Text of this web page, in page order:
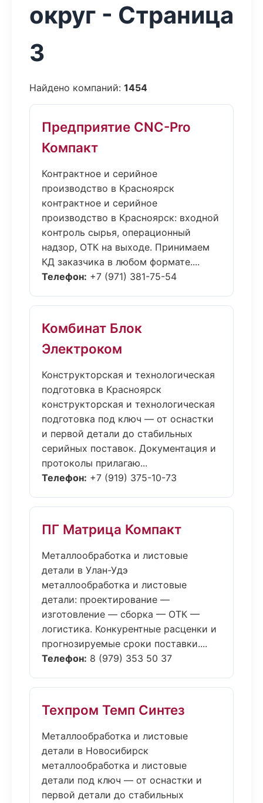
округ - Страница
3
Найдено компаний: 1454
Предприятие CNC-Pro
Компакт
Контрактное и серийное
производство в Красноярск
контрактное и серийное
производство в Красноярск: входной
контроль сырья, операционный
надзор, ОТК на выходе. Принимаем
КД заказчика в любом формате....
Телефон: +7 (971) 381-75-54
Комбинат Блок
Электроком
Конструкторская и технологическая
подготовка в Красноярск
конструкторская и технологическая
подготовка под ключ — от оснастки
и первой детали до стабильных
серийных поставок. Документация и
протоколы прилагаю...
Телефон: +7 (919) 375-10-73
ПГ Матрица Компакт
Металлообработка и листовые
детали в Улан-Удэ
металлообработка и листовые
детали: проектирование —
изготовление — сборка — ОТК —
логистика. Конкурентные расценки и
прогнозируемые сроки поставки....
Телефон: 8 (979) 353 50 37
Техпром Темп Синтез
Металлообработка и листовые
детали в Новосибирск
металлообработка и листовые
детали под ключ — от оснастки и
первой детали до стабильных